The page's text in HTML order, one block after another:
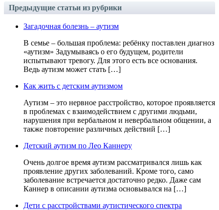
Предыдущие статьи из рубрики
Загадочная болезнь – аутизм
В семье – большая проблема: ребёнку поставлен диагноз
«аутизм» Задумываясь о его будущем, родители
испытывают тревогу. Для этого есть все основания.
Ведь аутизм может стать […]
Как жить с детским аутизмом
Аутизм – это нервное расстройство, которое проявляется
в проблемах с взаимодействием с другими людьми,
нарушения при вербальном и невербальном общении, а
также повторение различных действий […]
Детский аутизм по Лео Каннеру
Очень долгое время аутизм рассматривался лишь как
проявление других заболеваний. Кроме того, само
заболевание встречается достаточно редко. Даже сам
Каннер в описании аутизма основывался на […]
Дети с расстройствами аутистического спектра